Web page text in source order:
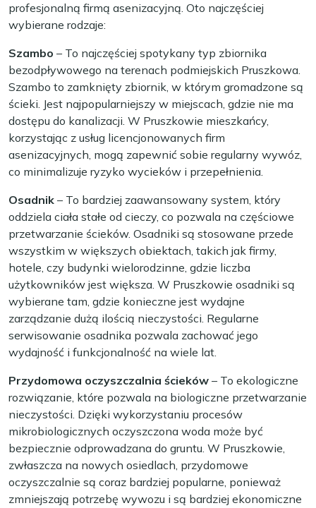
profesjonalną firmą asenizacyjną. Oto najczęściej
wybierane rodzaje:
Szambo – To najczęściej spotykany typ zbiornika
bezodpływowego na terenach podmiejskich Pruszkowa.
Szambo to zamknięty zbiornik, w którym gromadzone są
ścieki. Jest najpopularniejszy w miejscach, gdzie nie ma
dostępu do kanalizacji. W Pruszkowie mieszkańcy,
korzystając z usług licencjonowanych firm
asenizacyjnych, mogą zapewnić sobie regularny wywóz,
co minimalizuje ryzyko wycieków i przepełnienia.
Osadnik – To bardziej zaawansowany system, który
oddziela ciała stałe od cieczy, co pozwala na częściowe
przetwarzanie ścieków. Osadniki są stosowane przede
wszystkim w większych obiektach, takich jak firmy,
hotele, czy budynki wielorodzinne, gdzie liczba
użytkowników jest większa. W Pruszkowie osadniki są
wybierane tam, gdzie konieczne jest wydajne
zarządzanie dużą ilością nieczystości. Regularne
serwisowanie osadnika pozwala zachować jego
wydajność i funkcjonalność na wiele lat.
Przydomowa oczyszczalnia ścieków – To ekologiczne
rozwiązanie, które pozwala na biologiczne przetwarzanie
nieczystości. Dzięki wykorzystaniu procesów
mikrobiologicznych oczyszczona woda może być
bezpiecznie odprowadzana do gruntu. W Pruszkowie,
zwłaszcza na nowych osiedlach, przydomowe
oczyszczalnie są coraz bardziej popularne, ponieważ
zmniejszają potrzebę wywozu i są bardziej ekonomiczne